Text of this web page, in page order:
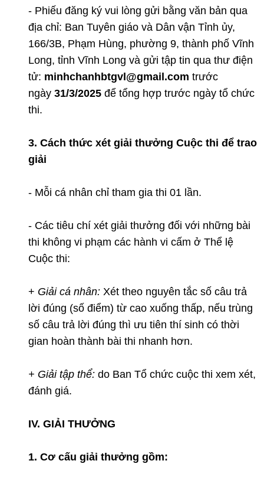
- Phiếu đăng ký vui lòng gửi bằng văn bản qua
địa chỉ: Ban Tuyên giáo và Dân vận Tỉnh ủy,
166/3B, Phạm Hùng, phường 9, thành phố Vĩnh
Long, tỉnh Vĩnh Long và gửi tập tin qua thư điện
tử: minhchanhbtgvl@gmail.com trước
ngày 31/3/2025 để tổng hợp trước ngày tổ chức
thi.
3. Cách thức xét giải thưởng Cuộc thi để trao
giải
- Mỗi cá nhân chỉ tham gia thi 01 lần.
- Các tiêu chí xét giải thưởng đối với những bài
thi không vi phạm các hành vi cấm ở Thể lệ
Cuộc thi:
+ Giải cá nhân: Xét theo nguyên tắc số câu trả
lời đúng (số điểm) từ cao xuống thấp, nếu trùng
số câu trả lời đúng thì ưu tiên thí sinh có thời
gian hoàn thành bài thi nhanh hơn.
+ Giải tập thể: do Ban Tổ chức cuộc thi xem xét,
đánh giá.
IV. GIẢI THƯỞNG
1. Cơ cấu giải thưởng gồm: